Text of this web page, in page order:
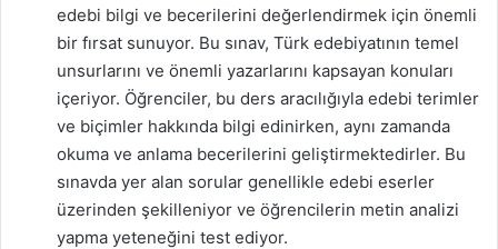
edebi bilgi ve becerilerini değerlendirmek için önemli
bir fırsat sunuyor. Bu sınav, Türk edebiyatının temel
unsurlarını ve önemli yazarlarını kapsayan konuları
içeriyor. Öğrenciler, bu ders aracılığıyla edebi terimler
ve biçimler hakkında bilgi edinirken, aynı zamanda
okuma ve anlama becerilerini geliştirmektedirler. Bu
sınavda yer alan sorular genellikle edebi eserler
üzerinden şekilleniyor ve öğrencilerin metin analizi
yapma yeteneğini test ediyor.